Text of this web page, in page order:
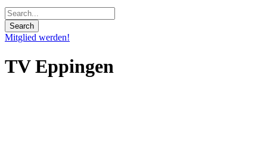
Mitglied werden!
TV Eppingen